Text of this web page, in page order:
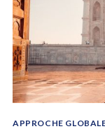
APPROCHE